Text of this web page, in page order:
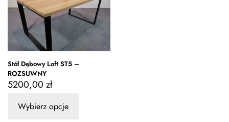
Stół Dębowy Loft ST5 –
ROZSUWNY
5200,00 zł
Wybierz opcje